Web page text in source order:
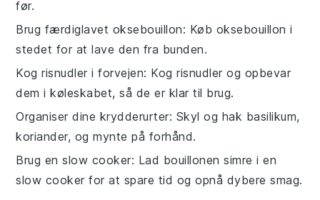
før.
Brug færdiglavet oksebouillon: Køb oksebouillon i
stedet for at lave den fra bunden.
Kog risnudler i forvejen: Kogrisnudler og opbevar
dem i køleskabet, så de er klar til brug.
Organiser dine krydderurter: Skyl og hak basilikum,
koriander, ogmynte på forhånd.
Brug en slow cooker: Lad bouillonen simre i en
slow cooker for at spare tid og opnå dybere smag.